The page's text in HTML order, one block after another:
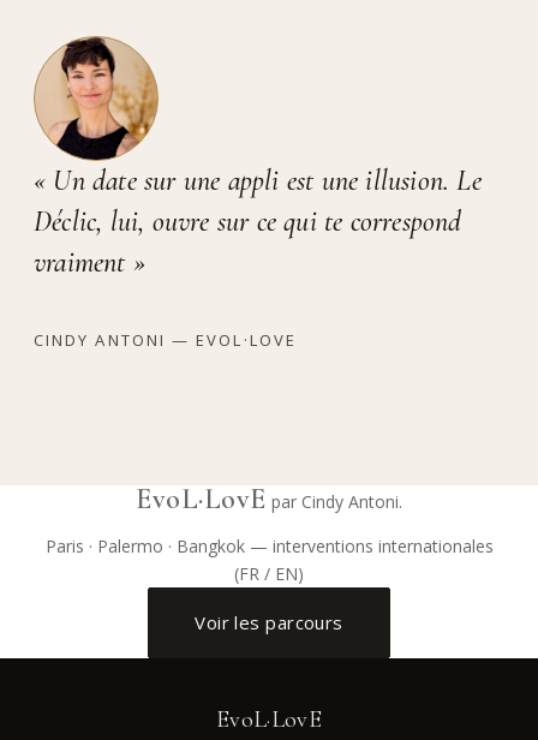
« Un date sur une appli est une illusion. Le
Déclic, lui, ouvre sur ce qui te correspond
vraiment »
CINDY ANTONI — EVOL·LOVE
EvoL·LovE par Cindy Antoni.
Paris · Palermo · Bangkok — interventions internationales
(FR / EN)
Voir les parcours
EvoL·LovE